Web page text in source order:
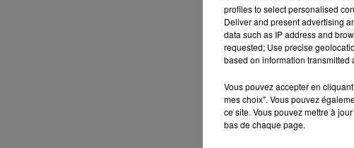
profiles to select personalised
Deliver and present advertising
data such as IP address and
requested; Use precise
based on information transmitted
Vous pouvez accepter en
mes choix". Vous pouvez
ce site. Vous pouvez mettre à
bas de chaque page.